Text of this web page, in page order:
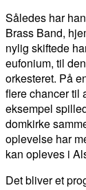
Således har
Brass Band,
nylig skiftede
eufonium, til
orkesteret. På
flere chancer til
eksempel
domkirke
oplevelse har
kan opleves i
Det bliver et